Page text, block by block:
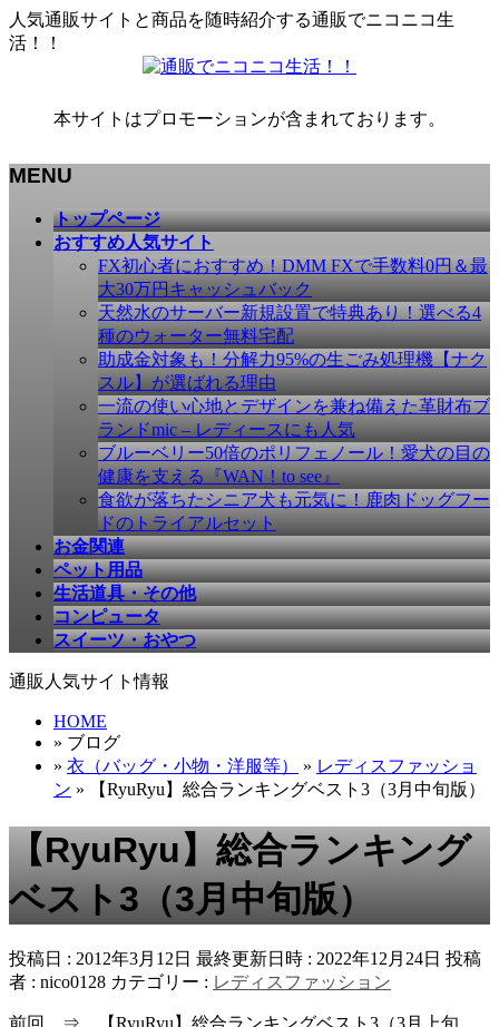
人気通販サイトと商品を随時紹介する通販でニコニコ生
活！！
本サイトはプロモーションが含まれております。
MENU
トップページ
おすすめ人気サイト
FX初心者におすすめ！DMM FXで手数料0円＆最
大30万円キャッシュバック
天然水のサーバー新規設置で特典あり！選べる4
種のウォーター無料宅配
助成金対象も！分解力95%の生ごみ処理機【ナク
スル】が選ばれる理由
一流の使い心地とデザインを兼ね備えた革財布ブ
ランドmic – レディースにも人気
ブルーベリー50倍のポリフェノール！愛犬の目の
健康を支える『WAN！to see』
食欲が落ちたシニア犬も元気に！鹿肉ドッグフー
ドのトライアルセット
お金関連
ペット用品
生活道具・その他
コンピュータ
スイーツ・おやつ
通販人気サイト情報
HOME
» ブログ
» 衣（バッグ・小物・洋服等） » レディスファッショ
ン » 【RyuRyu】総合ランキングベスト3（3月中旬版）
【RyuRyu】総合ランキング
ベスト3（3月中旬版）
投稿日 : 2012年3月12日 最終更新日時 : 2022年12月24日 投稿
者 : nico0128 カテゴリー : レディスファッション